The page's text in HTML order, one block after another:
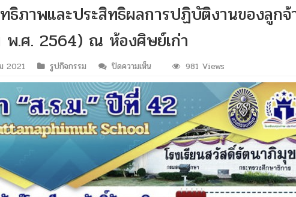
ธิภาพและประสิทธิผลการปฏิบัติงานของลูก
พ.ศ. 2564) ณ ห้องศิษย์เก่า
2021 รูปกิจกรรม ปิดความเห็นบน
ประสิทธิภาพ
และ
ประสิทธิผล
การ
ปฏิบัติ
ของ
981 Views